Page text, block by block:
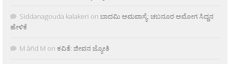
Siddanagouda kalakeri on ಬಾದಮಿ ಅಮವಾಸ್ಯೆ: ಚಬನೂರ ಅಮೋಗ ಸಿದ್ದನ
ಹೇಳಿಕೆ
M âñd M on ಕವಿತೆ: ಜೀವನ ಜ್ಯೋತಿ